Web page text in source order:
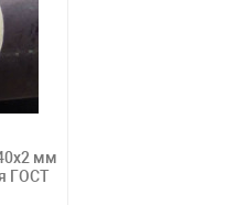
мм
ГОСТ